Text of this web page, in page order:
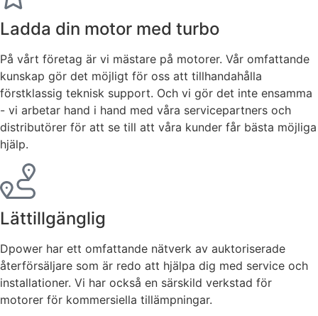
Ladda din motor med turbo
På vårt företag är vi mästare på motorer. Vår omfattande
kunskap gör det möjligt för oss att tillhandahålla
förstklassig teknisk support. Och vi gör det inte ensamma
- vi arbetar hand i hand med våra servicepartners och
distributörer för att se till att våra kunder får bästa möjliga
hjälp.
Lättillgänglig
Dpower har ett omfattande nätverk av auktoriserade
återförsäljare som är redo att hjälpa dig med service och
installationer. Vi har också en särskild verkstad för
motorer för kommersiella tillämpningar.
hemsidans
funktionalitet
uppbyggnad,
baserat på
hur hemsidan
används.
För att vår
hemsida ska
prestera så
bra som
möjligt under
Om du nekar
de här
kakorna
kommer viss